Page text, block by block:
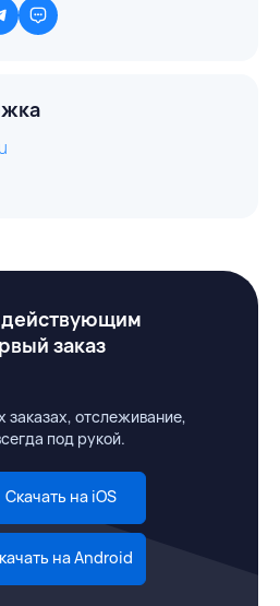
действующим
заказ
отслеживание,
под рукой.
Скачать на iOS
на Android